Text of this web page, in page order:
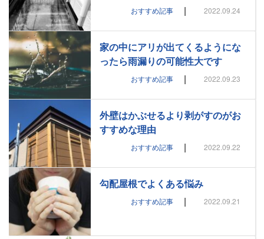
おすすめ記事 | 2022.09.24
家の中にアリが出てくるようにな
ったら雨漏りの可能性大です
おすすめ記事 | 2022.09.23
外壁はかぶせるより剥がすのがお
すすめな理由
おすすめ記事 | 2022.09.22
勾配屋根でよくある悩み
おすすめ記事 | 2022.09.21